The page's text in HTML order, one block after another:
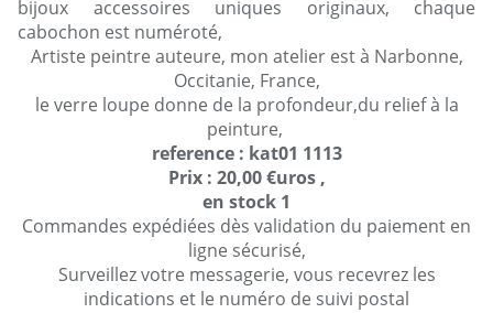
bijoux accessoires uniques originaux, chaque
cabochon est numéroté,
Artiste peintre auteure, mon atelier est à Narbonne,
Occitanie, France,
le verre loupe donne de la profondeur,du relief à la
peinture,
reference : kat01 1113
Prix : 20,00 €uros ,
en stock 1
Commandes expédiées dès validation du paiement en
ligne sécurisé,
Surveillez votre messagerie, vous recevrez les
indications et le numéro de suivi postal